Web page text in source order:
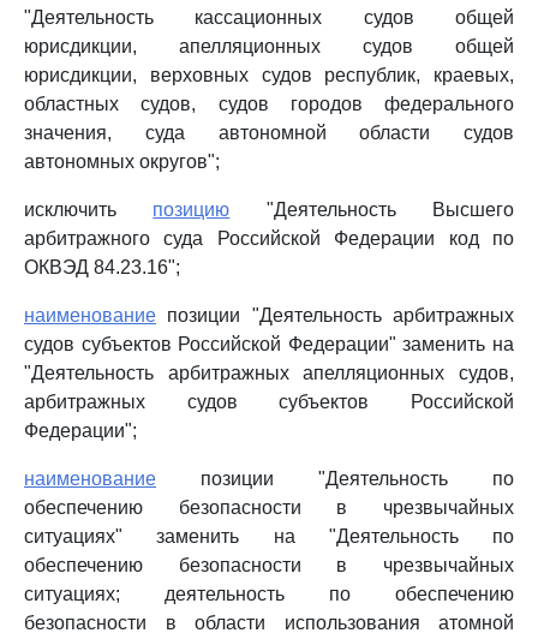
"Деятельность кассационных судов общей
юрисдикции, апелляционных судов общей
юрисдикции, верховных судов республик, краевых,
областных судов, судов городов федерального
значения, суда автономной области судов
автономных округов";
исключить позицию "Деятельность Высшего
арбитражного суда Российской Федерации код по
ОКВЭД 84.23.16";
наименование позиции "Деятельность арбитражных
судов субъектов Российской Федерации" заменить на
"Деятельность арбитражных апелляционных судов,
арбитражных судов субъектов Российской
Федерации";
наименование позиции "Деятельность по
обеспечению безопасности в чрезвычайных
ситуациях" заменить на "Деятельность по
обеспечению безопасности в чрезвычайных
ситуациях; деятельность по обеспечению
безопасности в области использования атомной